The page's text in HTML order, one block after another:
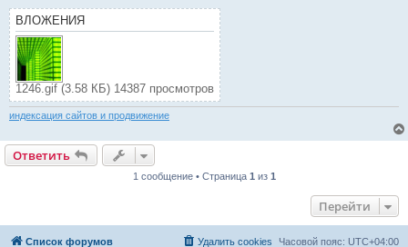
ВЛОЖЕНИЯ
1246.gif (3.58 КБ) 14387 просмотров
индексация сайтов и продвижение
Ответить
1 сообщение • Страница 1 из 1
Перейти
Список форумов Часовой пояс: UTC+04:00
Удалить cookies